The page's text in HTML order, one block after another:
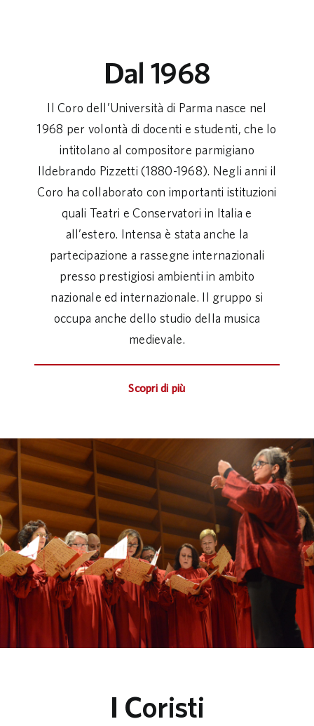
Dal 1968
Il Coro dell’Università di Parma nasce nel
1968 per volontà di docenti e studenti, che lo
intitolano al compositore parmigiano
Ildebrando Pizzetti (1880-1968). Negli anni il
Coro ha collaborato con importanti istituzioni
quali Teatri e Conservatori in Italia e
all’estero. Intensa è stata anche la
partecipazione a rassegne internazionali
presso prestigiosi ambienti in ambito
nazionale ed internazionale. Il gruppo si
occupa anche dello studio della musica
medievale.
Scopri di più
I Coristi